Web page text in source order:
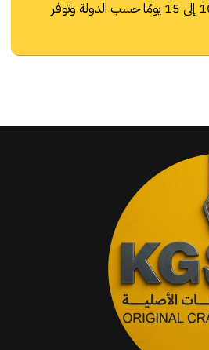
تتراوح مدة الشحن من 10 إلى 15 يومًا حسب الدولة وتوفر